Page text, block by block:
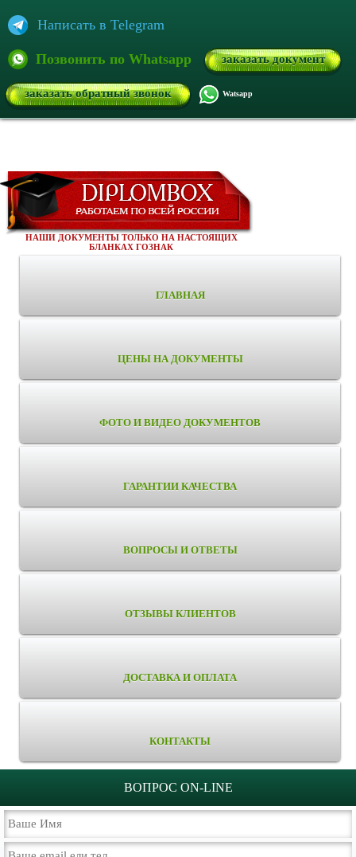
Написать в Telegram
Позвонить по Whatsapp заказать документ
заказать обратный звонок Watsapp
НАШИ ДОКУМЕНТЫ ТОЛЬКО НА НАСТОЯЩИХ
БЛАНКАХ ГОЗНАК
ГЛАВНАЯ
ЦЕНЫ НА ДОКУМЕНТЫ
ФОТО И ВИДЕО ДОКУМЕНТОВ
ГАРАНТИИ КАЧЕСТВА
ВОПРОСЫ И ОТВЕТЫ
ОТЗЫВЫ КЛИЕНТОВ
ДОСТАВКА И ОПЛАТА
КОНТАКТЫ
ВОПРОС ON-LINE